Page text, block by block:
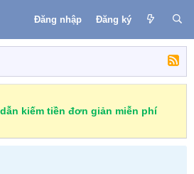
Đăng nhập Đăng ký
kiếm tiền đơn giản miễn phí